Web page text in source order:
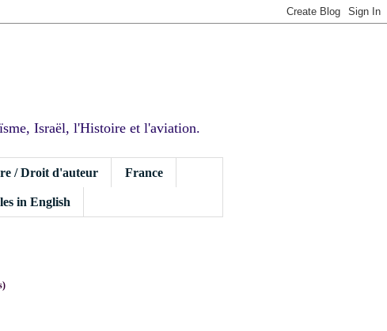
Israël, l'Histoire et l'aviation.
/ Droit d'auteur France
in English